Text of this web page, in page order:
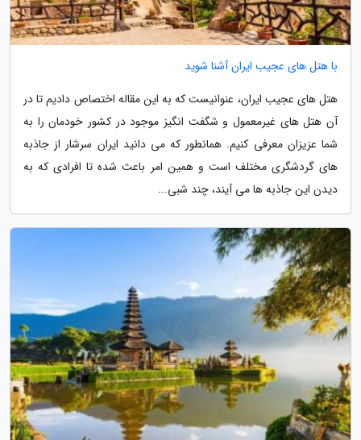
با هتل های عجیب ایران آشنا شوید
هتل های عجیب ایران، عنوانیست که به این مقاله اختصاص دادیم تا در
آن هتل های غیرمعمول و شگفت انگیز موجود در کشور خودمان را به
شما عزیزان معرفی کنیم. همانطور که می دانید ایران سرشار از جاذبه
های گردشگری مختلف است و همین امر باعث شده تا افرادی که به
دیدن این جاذبه ها می آیند، چند شبی...